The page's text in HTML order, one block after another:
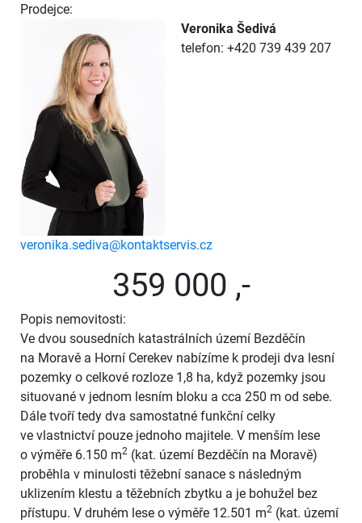
Prodejce:
Veronika Šedivá
telefon: +420 739 439 207
veronika.sediva@kontaktservis.cz
359 000 ,-
Popis nemovitosti:
Ve dvou sousedních katastrálních území Bezděčín
na Moravě a Horní Cerekev nabízíme k prodeji dva lesní
pozemky o celkové rozloze 1,8 ha, když pozemky jsou
situované v jednom lesním bloku a cca 250 m od sebe.
Dále tvoří tedy dva samostatné funkční celky
ve vlastnictví pouze jednoho majitele. V menším lese
o výměře 6.150 m2 (kat. území Bezděčín na Moravě)
proběhla v minulosti těžební sanace s následným
uklizením klestu a těžebních zbytku a je bohužel bez
přístupu. V druhém lese o výměře 12.501 m2 (kat. území